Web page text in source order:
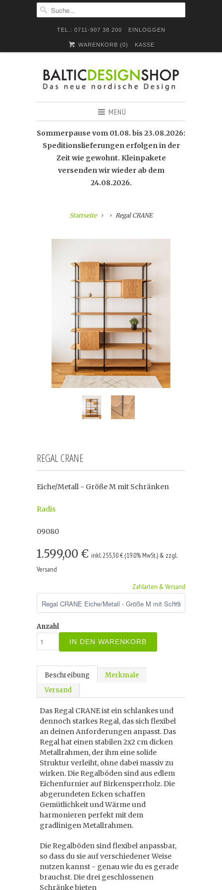
TEL.: 0711-907 38 200 EINLOGGEN
WARENKORB (0) KASSE
MENÜ
Sommerpause vom 01.08. bis 23.08.2026:
Speditionslieferungen erfolgen in der
Zeit wie gewohnt. Kleinpakete
versenden wir wieder ab dem
24.08.2026.
Startseite Regal CRANE
REGAL CRANE
Eiche/Metall - Größe M mit Schränken
Radis
09080
1.599,00 € inkl. 255,30 € (19.0% MwSt.) & zzgl.
Versand
Zahlarten & Versand
Anzahl
IN DEN WARENKORB
Beschreibung
Merkmale
Versand
Das Regal CRANE ist ein schlankes und
dennoch starkes Regal, das sich flexibel
an deinen Anforderungen anpasst. Das
Regal hat einen stabilen 2x2 cm dicken
Metallrahmen, der ihm eine solide
Struktur verleiht, ohne dabei massiv zu
wirken. Die Regalböden sind aus edlem
Eichenfurnier auf Birkensperrholz. Die
abgerundeten Ecken schaffen
Gemütlichkeit und Wärme und
harmonieren perfekt mit dem
gradlinigen Metallrahmen.
Die Regalböden sind flexibel anpassbar,
so dass du sie auf verschiedener Weise
nutzen kannst - genau wie du es gerade
brauchst. Die drei geschlossenen
Schränke bieten